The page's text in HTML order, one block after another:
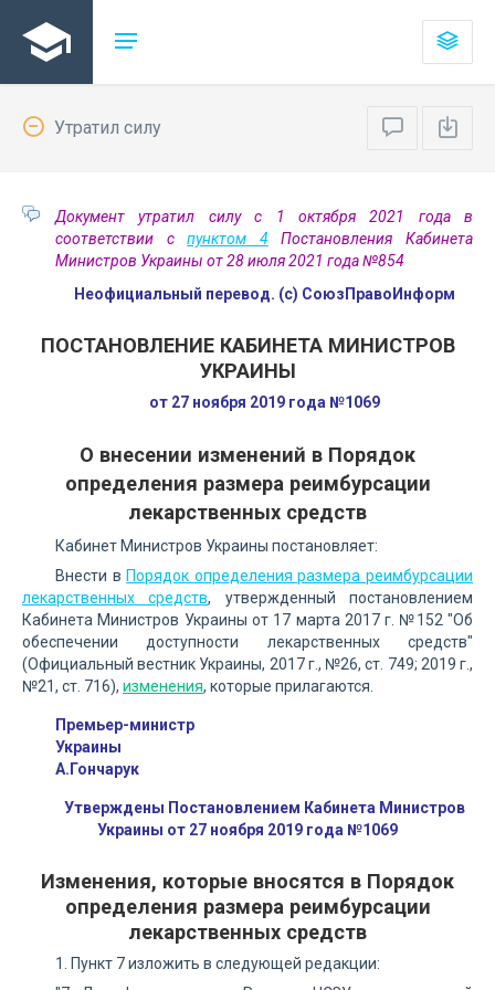
Утратил силу
Документ утратил силу с 1 октября 2021 года в
соответствии спунктом 4Постановления Кабинета
Министров Украины от 28 июля 2021 года №854
Неофициальный перевод. (с) СоюзПравоИнформ
ПОСТАНОВЛЕНИЕ КАБИНЕТА МИНИСТРОВ
УКРАИНЫ
от 27 ноября 2019 года №1069
О внесении изменений в Порядок
определения размера реимбурсации
лекарственных средств
Кабинет Министров Украины постановляет:
Внести в Порядок определения размера реимбурсации
лекарственных средств, утвержденный постановлением
Кабинета Министров Украины от 17 марта 2017 г. №152 "Об
обеспечении доступности лекарственных средств"
(Официальный вестник Украины, 2017 г., №26, ст. 749; 2019 г.,
№21, ст. 716), изменения, которые прилагаются.
Премьер-министр
Украины
А.Гончарук
Утверждены Постановлением Кабинета Министров
Украины от 27 ноября 2019 года №1069
Изменения, которые вносятся в Порядок
определения размера реимбурсации
лекарственных средств
1. Пункт 7 изложить в следующей редакции: